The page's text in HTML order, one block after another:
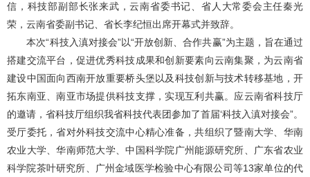
信，科技部副部长张来武，云南省委书记、省人大常委会主任秦光
荣，云南省委副书记、省长李纪恒出席开幕式并致辞。
本次“科技入滇对接会”以“开放创新、合作共赢”为主题，旨在通过
搭建交流平台，促进优秀科技成果和创新要素向云南集聚，为云南省
建设中国面向西南开放重要桥头堡以及科技创新与技术转移基地，开
拓东南亚、南亚市场提供科技支撑，实现互利共赢。应云南省科技厅
的邀请，省科技厅组织我省科技代表团参加了首届‘科技入滇对接会”。
受厅委托，省对外科技交流中心精心准备，共组织了暨南大学、华南
农业大学、华南师范大学、中国科学院广州能源研究所、广东省农业
科学院茶叶研究所、广州金域医学检验中心有限公司等13家单位的代